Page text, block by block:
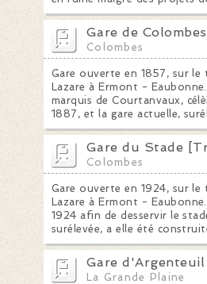
Gare de
Colombes
Gare ouverte en 1857, sur
Lazare à Ermont -
marquis de Courtanvaux,
1887, et la gare actuelle,
Gare du Stade
Colombes
Gare ouverte en 1924, sur
Lazare à Ermont -
1924 afin de desservir le
surélevée, a elle été
Gare
La Grande Plaine